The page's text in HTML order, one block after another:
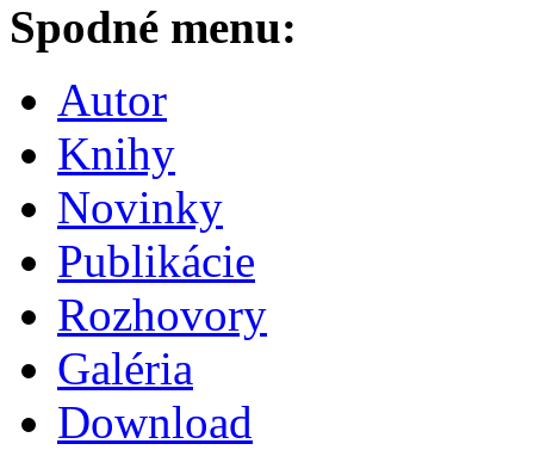
Spodné menu:
Autor
Knihy
Novinky
Publikácie
Rozhovory
Galéria
Download